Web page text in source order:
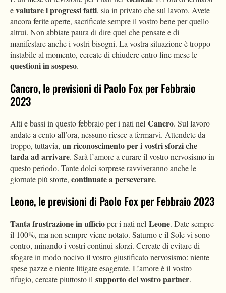
evalutare i progressi fatti, sia in privato che sul lavoro. Avete
ancora ferite aperte, sacrificate sempre il vostro bene per quello
altrui. Non abbiate paura di dire quel che pensate e di
manifestare anche i vostri bisogni. La vostra situazione è troppo
instabile al momento, cercate di chiudere entro fine mese le
questioni in sospeso.
Cancro, le previsioni di Paolo Fox per Febbraio
2023
Alti e bassi in questo febbraio per i nati nel Cancro. Sul lavoro
andate a cento all’ora, nessuno riesce a fermarvi. Attendete da
troppo, tuttavia, un riconoscimento per i vostri sforzi che
tarda ad arrivare. Sarà l’amore a curare il vostro nervosismo in
questo periodo. Tante dolci sorprese ravviveranno anche le
giornate più storte, continuate a perseverare.
Leone, le previsioni di Paolo Fox per Febbraio 2023
Tanta frustrazione in ufficioper i nati nel Leone. Date sempre
il 100%, ma non sempre viene notato. Saturno e il Sole vi sono
contro, minando i vostri continui sforzi. Cercate di evitare di
sfogare in modo nocivo il vostro giustificato nervosismo: niente
spese pazze e niente litigate esagerate. L’amore è il vostro
rifugio, cercate piuttosto il supporto del vostro partner.